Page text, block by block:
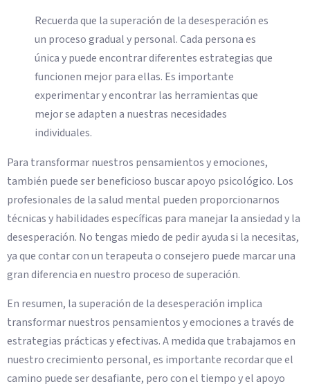
Recuerda que la superación de la desesperación es
un proceso gradual y personal. Cada persona es
única y puede encontrar diferentes estrategias que
funcionen mejor para ellas. Es importante
experimentar y encontrar las herramientas que
mejor se adapten a nuestras necesidades
individuales.
Para transformar nuestros pensamientos y emociones,
también puede ser beneficioso buscar apoyo psicológico. Los
profesionales de la salud mental pueden proporcionarnos
técnicas y habilidades específicas para manejar la ansiedad y la
desesperación. No tengas miedo de pedir ayuda si la necesitas,
ya que contar con un terapeuta o consejero puede marcar una
gran diferencia en nuestro proceso de superación.
En resumen, la superación de la desesperación implica
transformar nuestros pensamientos y emociones a través de
estrategias prácticas y efectivas. A medida que trabajamos en
nuestro crecimiento personal, es importante recordar que el
camino puede ser desafiante, pero con el tiempo y el apoyo